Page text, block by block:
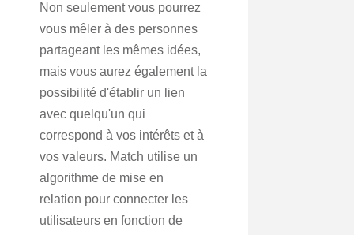
Non seulement vous pourrez
vous mêler à des personnes
partageant les mêmes idées,
mais vous aurez également la
possibilité d'établir un lien
avec quelqu'un qui
correspond à vos intérêts et à
vos valeurs. Match utilise un
algorithme de mise en
relation pour connecter les
utilisateurs en fonction de